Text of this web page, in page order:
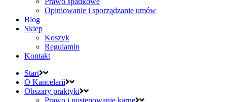
Opiniowanie i sporządzanie umów
Blog
Sklep
Koszyk
Regulamin
Kontakt
Start
O Kancelarii
Obszary praktyki
Prawo i postępowanie karne